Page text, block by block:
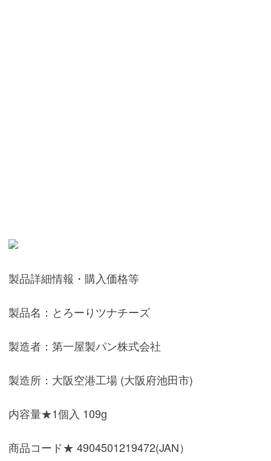
製品詳細情報・購入価格等
製品名：とろーりツナチーズ
製造者：第一屋製パン株式会社
製造所：大阪空港工場 (大阪府池田市)
内容量★1個入 109g
商品コード★ 4904501219472(JAN）